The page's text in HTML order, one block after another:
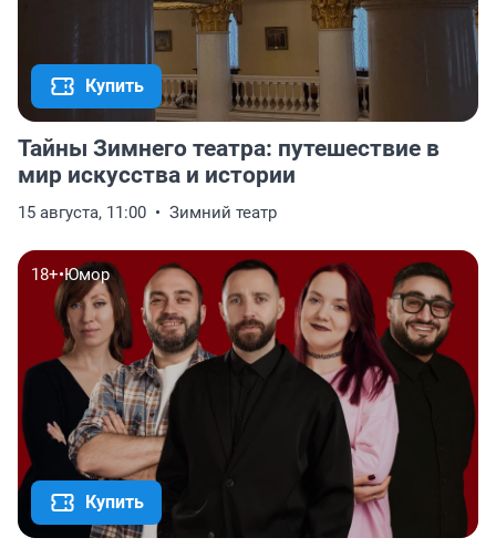
Купить
Тайны Зимнего театра: путешествие в
мир искусства и истории
15 августа, 11:00 Зимний театр
18+•Юмор
Купить